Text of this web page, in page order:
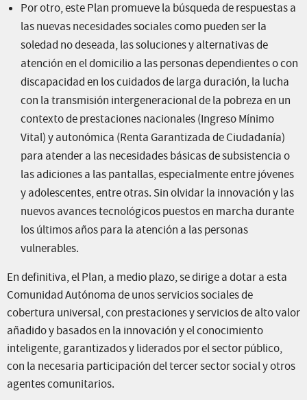
Por otro, este Plan promueve la búsqueda de respuestas a
las nuevas necesidades sociales como pueden ser la
soledad no deseada, las soluciones y alternativas de
atención en el domicilio a las personas dependientes o con
discapacidad en los cuidados de larga duración, la lucha
con la transmisión intergeneracional de la pobreza en un
contexto de prestaciones nacionales (Ingreso Mínimo
Vital) y autonómica (Renta Garantizada de Ciudadanía)
para atender a las necesidades básicas de subsistencia o
las adiciones a las pantallas, especialmente entre jóvenes
y adolescentes, entre otras. Sin olvidar la innovación y las
nuevos avances tecnológicos puestos en marcha durante
los últimos años para la atención a las personas
vulnerables.
En definitiva, el Plan, a medio plazo, se dirige a dotar a esta
Comunidad Autónoma de unos servicios sociales de
cobertura universal, con prestaciones y servicios de alto valor
añadido y basados en la innovación y el conocimiento
inteligente, garantizados y liderados por el sector público,
con la necesaria participación del tercer sector social y otros
agentes comunitarios.